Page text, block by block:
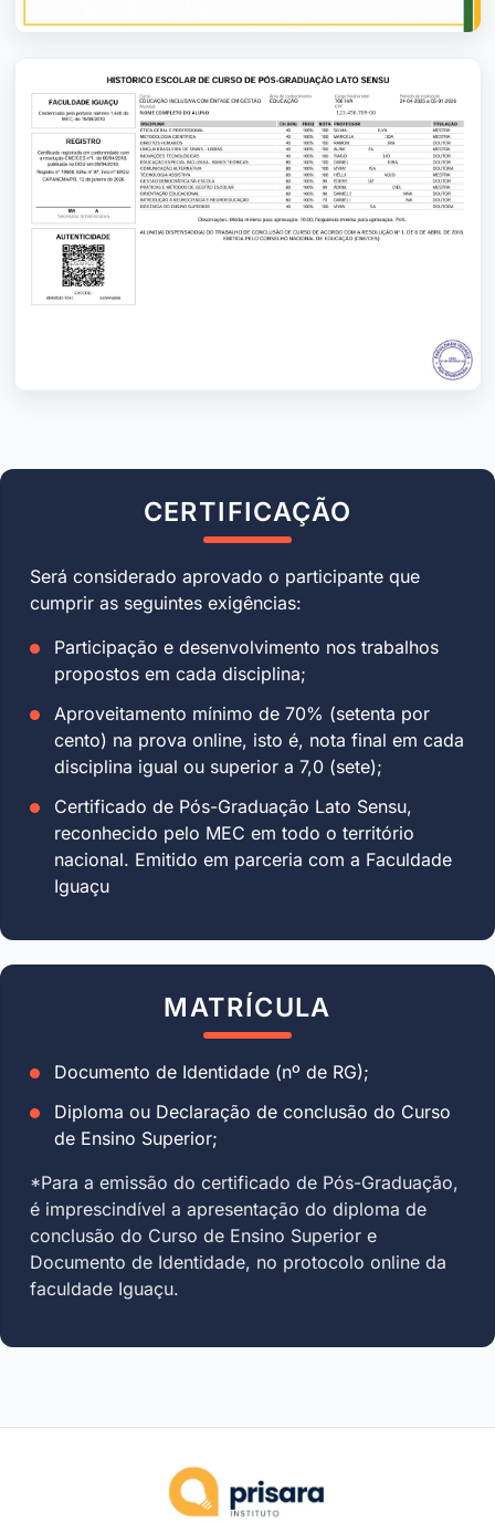
CERTIFICAÇÃO
Será considerado aprovado o participante que
cumprir as seguintes exigências:
Participação e desenvolvimento nos trabalhos
propostos em cada disciplina;
Aproveitamento mínimo de 70% (setenta por
cento) na prova online, isto é, nota final em cada
disciplina igual ou superior a 7,0 (sete);
Certificado de Pós-Graduação Lato Sensu,
reconhecido pelo MEC em todo o território
nacional. Emitido em parceria com a Faculdade
Iguaçu
MATRÍCULA
Documento de Identidade (nº de RG);
Diploma ou Declaração de conclusão do Curso
de Ensino Superior;
*Para a emissão do certificado de Pós-Graduação,
é imprescindível a apresentação do diploma de
conclusão do Curso de Ensino Superior e
Documento de Identidade, no protocolo online da
faculdade Iguaçu.